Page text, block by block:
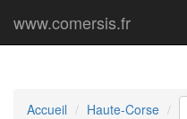
www.comersis.fr
Accueil Haute-Corse